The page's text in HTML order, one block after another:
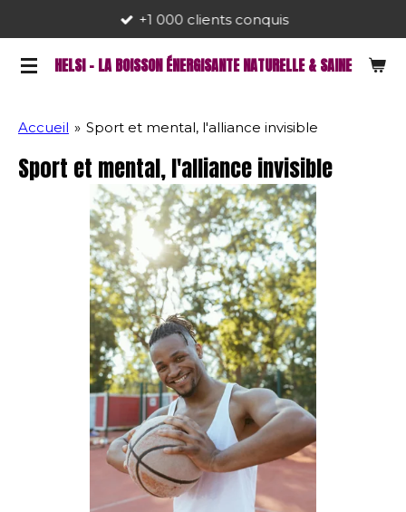
contenuHELSI - LA BOISSON ÉNERGISANTE NATURELLE & SAINE
+1 000 clients conquis
Accueil » Sport et mental, l'alliance invisible
Sport et mental, l'alliance invisible